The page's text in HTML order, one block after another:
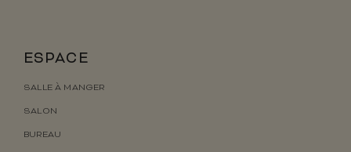
ESPACE
SALLE À MANGER
SALON
BUREAU